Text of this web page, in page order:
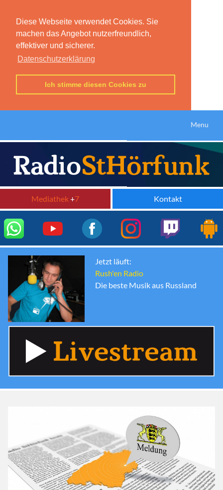
Diese Webseite verwendet Cookies. Sie
machen das Angebot nutzerfreundlich,
effektiver und sicherer.
Datenschutzerklärung
Ich stimme diesen Cookies zu
Menu
Mediathek+7 Kontakt
Jetzt läuft:
Rush'en Radio
Die beste Musik aus Russland